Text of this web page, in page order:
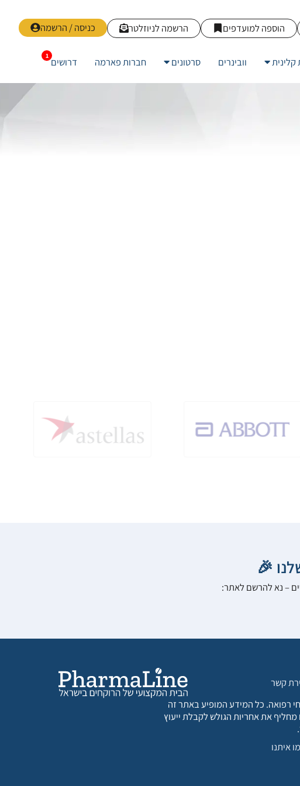
כניסה / הרשמה הרשמה לניוזלטר הוספה למועדפים
קלינית וובינרים סרטונים חברות פארמה דרושים
🎉
– נא להרשם לאתר:
קשר
רפואה. כל המידע המופיע באתר זה
מחליף את אחריות הגולש לקבלת ייעוץ
איתנו